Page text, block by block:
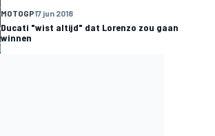
MOTOGP17 jun 2018
Ducati "wist altijd" dat Lorenzo zou gaan
winnen